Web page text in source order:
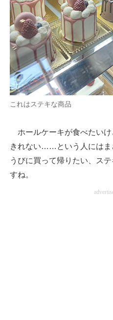
これはステキな商品
ホールケーキが食べたい
きれない……という人にはま
うびに買って帰りたい、ス
すね。